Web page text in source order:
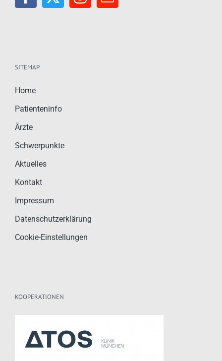
SITEMAP
Home
Patienteninfo
Ärzte
Schwerpunkte
Aktuelles
Kontakt
Impressum
Datenschutzerklärung
Cookie-Einstellungen
KOOPERATIONEN